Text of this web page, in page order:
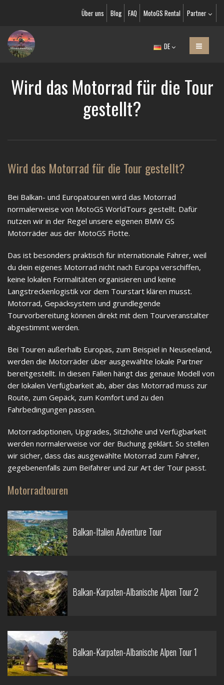
Über uns Blog FAQ MotoGS Rental Partner
DE
Wird das Motorrad für die Tour
gestellt?
Wird das Motorrad für die Tour gestellt?
Bei Balkan- und Europatouren wird das Motorrad
normalerweise von MotoGS WorldTours gestellt. Dafür
nutzen wir in der Regel unsere eigenen BMW GS
Motorräder aus der MotoGS Flotte.
Das ist besonders praktisch für internationale Fahrer, weil
du dein eigenes Motorrad nicht nach Europa verschiffen,
keine lokalen Formalitäten organisieren und keine
Langstreckenlogistik vor dem Tourstart klären musst.
Motorrad, Gepäcksystem und grundlegende
Tourvorbereitung können direkt mit dem Tourveranstalter
abgestimmt werden.
Bei Touren außerhalb Europas, zum Beispiel in Neuseeland,
werden die Motorräder über ausgewählte lokale Partner
bereitgestellt. In diesen Fällen hängt das genaue Modell von
der lokalen Verfügbarkeit ab, aber das Motorrad muss zur
Route, zum Gepäck, zum Komfort und zu den
Fahrbedingungen passen.
Motorradoptionen, Upgrades, Sitzhöhe und Verfügbarkeit
werden normalerweise vor der Buchung geklärt. So stellen
wir sicher, dass das ausgewählte Motorrad zum Fahrer,
gegebenenfalls zum Beifahrer und zur Art der Tour passt.
Motorradtouren
Balkan-Italien Adventure Tour
Balkan-Karpaten-Albanische Alpen Tour 2
Balkan-Karpaten-Albanische Alpen Tour 1